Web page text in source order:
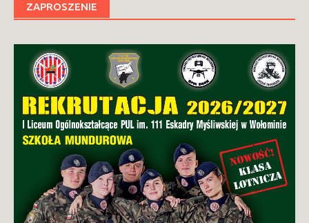
ZAPROSZENIE